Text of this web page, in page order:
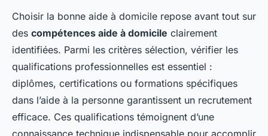
Choisir la bonne aide à domicile repose avant tout sur
des compétences aide à domicile clairement
identifiées. Parmi les critères sélection, vérifier les
qualifications professionnelles est essentiel :
diplômes, certifications ou formations spécifiques
dans l’aide à la personne garantissent un recrutement
efficace. Ces qualifications témoignent d’une